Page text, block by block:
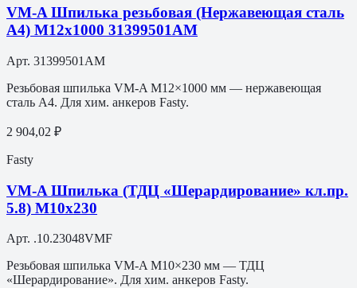
VM-A Шпилька резьбовая (Нержавеющая сталь
A4) M12х1000 31399501АМ
Арт. 31399501АМ
Резьбовая шпилька VM-A M12×1000 мм — нержавеющая
сталь A4. Для хим. анкеров Fasty.
2 904,02 ₽
Fasty
VM-A Шпилька (ТДЦ «Шерардирование» кл.пр.
5.8) M10х230
Арт. .10.23048VMF
Резьбовая шпилька VM-A M10×230 мм — ТДЦ
«Шерардирование». Для хим. анкеров Fasty.